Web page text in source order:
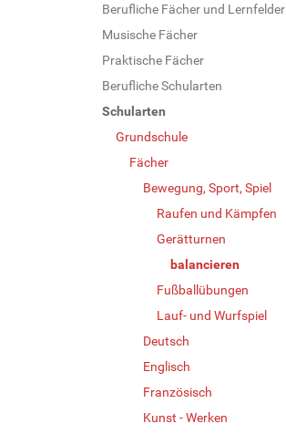
Berufliche Fächer und Lernfelder
Musische Fächer
Praktische Fächer
Berufliche Schularten
Schularten
Grundschule
Fächer
Bewegung, Sport, Spiel
Raufen und Kämpfen
Gerätturnen
balancieren
Fußballübungen
Lauf- und Wurfspiel
Deutsch
Englisch
Französisch
Kunst - Werken